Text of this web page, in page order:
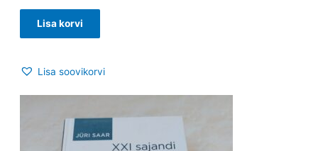
Lisa korvi
Lisa soovikorvi